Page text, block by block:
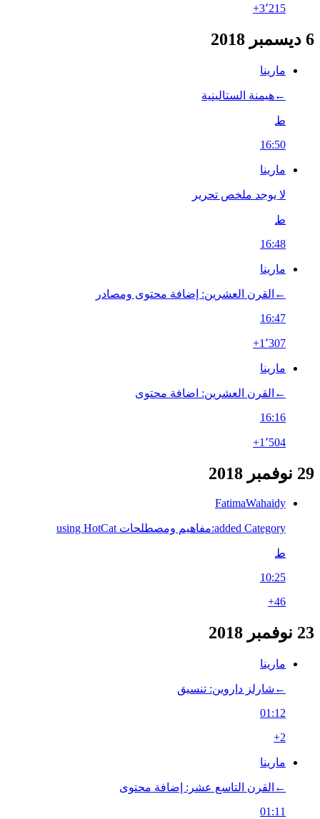
+3٬215
6 ديسمبر 2018
مارينا
←‏هيمنة الستالينية
ط
16:50
مارينا
لا يوجد ملخص تحرير
ط
16:48
مارينا
←‏القرن العشرين: إضافة محتوى ومصادر
16:47
+1٬307
مارينا
←‏القرن العشرين: اضافة محتوى
16:16
+1٬504
29 نوفمبر 2018
FatimaWahaidy
added Category:مفاهيم ومصطلحات using HotCat
ط
10:25
+46
23 نوفمبر 2018
مارينا
←‏شارلز داروين: تنسيق
01:12
+2
مارينا
←‏القرن التاسع عشر: إضافة محتوى
01:11